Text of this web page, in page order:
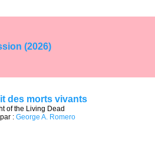
(2026)
des morts vivants
of the Living Dead
: George A. Romero